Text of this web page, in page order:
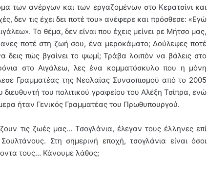
των ανέργων και των εργαζομένων στο Κερατσίνι και
δεν τις έχει δει ποτέ του» ανέφερε και πρόσθεσε: «Εγώ
Το θέμα, δεν είναι που έχεις μείνει ρε Μήτσο μας,
ποτέ στη ζωή σου, ένα μεροκάματο; Δούλεψες ποτέ
πώς βγαίνει το ψωμί; Τράβα λοιπόν να βάλεις στο
στο Αιγάλεω, λες ένα κομματόσκυλο που η μόνη
Γραμματέας της Νεολαίας Συνασπισμού από το 2005
του πολιτικού γραφείου του Αλέξη Τσίπρα, ενώ
ήταν Γενικός Γραμματέας του Πρωθυπουργού.
τις ζωές μας… Τσογλάνια, έλεγαν τους έλληνες επί
Στη σημερινή εποχή, τσογλάνια είναι όσοι
τους… Κάνουμε λάθος;